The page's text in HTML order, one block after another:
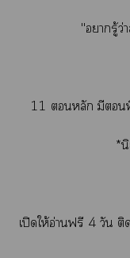
"ารู้ว่
11 หลัก มี
*
เปิดให้อ่านฟรี 4 วัน